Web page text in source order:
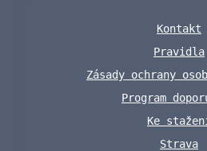
Kontakt
Pravidla
Zásady ochrany
Program
Ke
Strava